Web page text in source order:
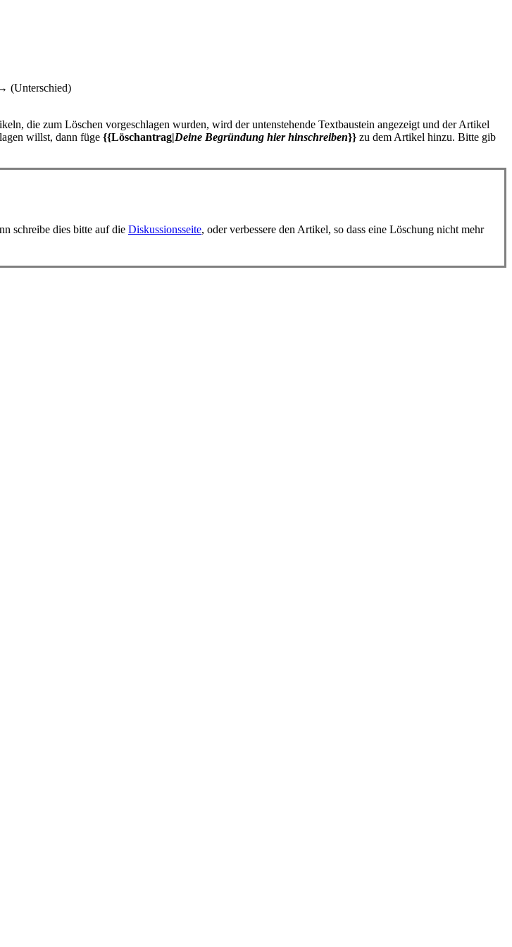
(Unterschied)
die zum Löschen vorgeschlagen wurden, wird der untenstehende Textbaustein angezeigt und der Artikel
willst, dann füge {{Löschantrag|Deine Begründung hier hinschreiben}} zu dem Artikel hinzu. Bitte gib
schreibe dies bitte auf die Diskussionsseite, oder verbessere den Artikel, so dass eine Löschung nicht mehr